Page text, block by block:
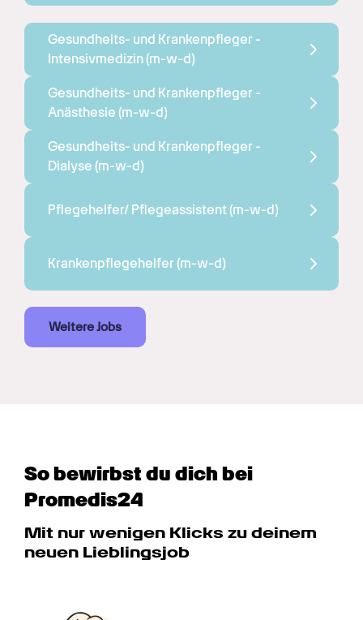
Gesundheits- und Krankenpfleger -
Intensivmedizin (m-w-d)
Gesundheits- und Krankenpfleger -
Anästhesie (m-w-d)
Gesundheits- und Krankenpfleger -
Dialyse (m-w-d)
Pflegehelfer/ Pflegeassistent (m-w-d)
Krankenpflegehelfer (m-w-d)
Weitere Jobs
So bewirbst du dich bei
Promedis24
Mit nur wenigen Klicks zu deinem
neuen Lieblingsjob